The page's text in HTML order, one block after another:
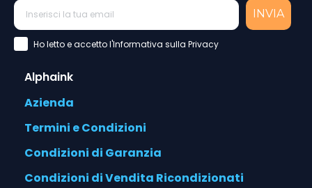
INVIA
Accettazione Privacy Policy
Ho letto e accetto l'Informativa sulla Privacy
Alphaink
Azienda
Termini e Condizioni
Condizioni di Garanzia
Condizioni di Vendita Ricondizionati